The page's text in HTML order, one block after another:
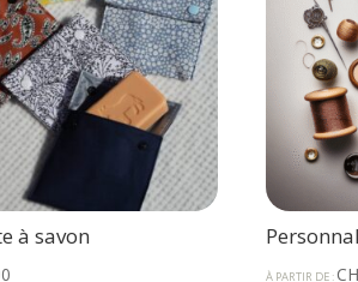
à savon
À PARTIR DE :